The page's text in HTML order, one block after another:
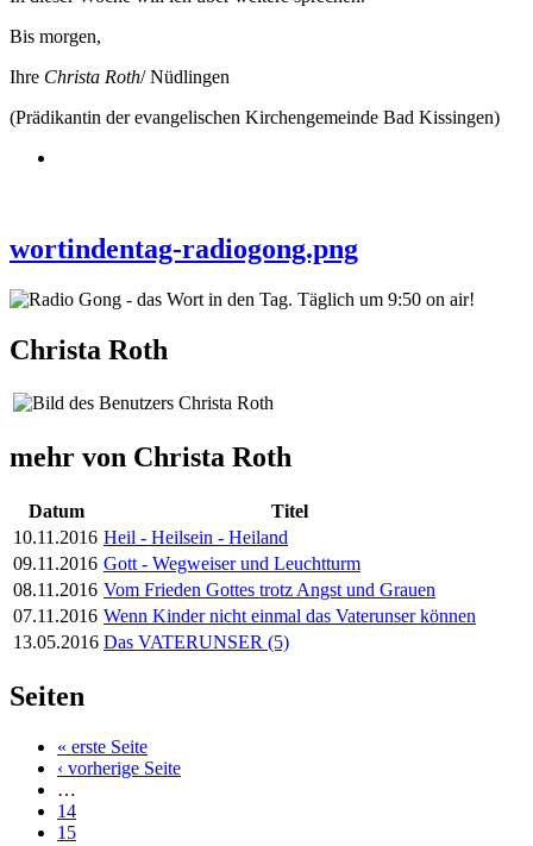
Bis morgen,
Ihre Christa Roth/ Nüdlingen
(Prädikantin der evangelischen Kirchengemeinde Bad Kissingen)
wortindentag-radiogong.png
Christa Roth
mehr von Christa Roth
Datum
Titel
10.11.2016 Heil - Heilsein - Heiland
09.11.2016 Gott - Wegweiser und Leuchtturm
08.11.2016 Vom Frieden Gottes trotz Angst und Grauen
07.11.2016 Wenn Kinder nicht einmal das Vaterunser können
13.05.2016 Das VATERUNSER (5)
Seiten
« erste Seite
‹ vorherige Seite
…
14
15